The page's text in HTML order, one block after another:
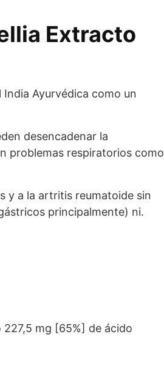
Extracto
Ayurvédica como un
desencadenar la
problemas respiratorios como
y a la artritis reumatoide sin
principalmente) ni.
mg [65%] de ácido